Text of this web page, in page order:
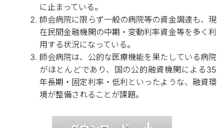
に止まっている。
師会病院に限らず一般の病院等の資金調達も、現
在民間金融機関の中期・変動利率資金等を多く利
用する状況になっている。
師会病院は、公的な医療機能を果たしている病院
がほとんどであり、国の公的融資機関による35
年長期・固定利率・低利といったような、融資環
境が整備されることが課題。